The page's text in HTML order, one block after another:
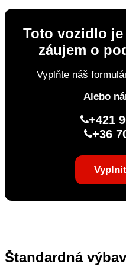
Toto vozidlo je
záujem o
Vyplňte náš
Alebo
+421
+36
Štandardná